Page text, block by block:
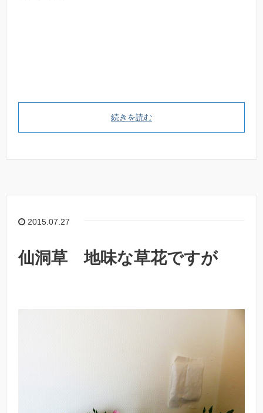
続きを読む
2015.07.27
仙洞草 地味な草花ですが